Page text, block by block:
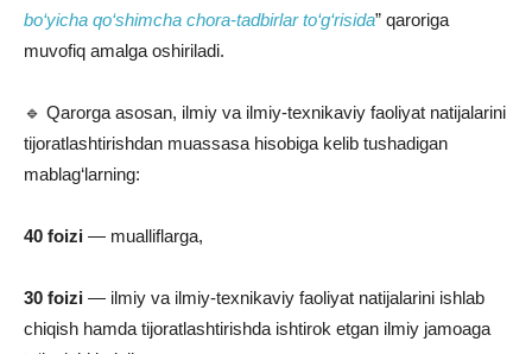
bo‘yicha qo‘shimcha chora-tadbirlar to‘g‘risida” qaroriga
muvofiq amalga oshiriladi.
🔹 Qarorga asosan, ilmiy va ilmiy-texnikaviy faoliyat natijalarini
tijoratlashtirishdan muassasa hisobiga kelib tushadigan
mablag‘larning:
40 foizi — mualliflarga,
30 foizi — ilmiy va ilmiy-texnikaviy faoliyat natijalarini ishlab
chiqish hamda tijoratlashtirishda ishtirok etgan ilmiy jamoaga